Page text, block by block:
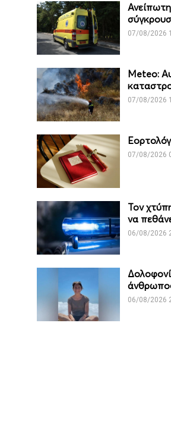
07/08/2026
Meteo:
07/08/2026
07/08/2026
Τον
να
06/08/2026
06/08/2026